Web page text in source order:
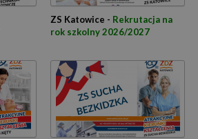
ZS Katowice - Rekrutacja na
rok szkolny 2026/2027